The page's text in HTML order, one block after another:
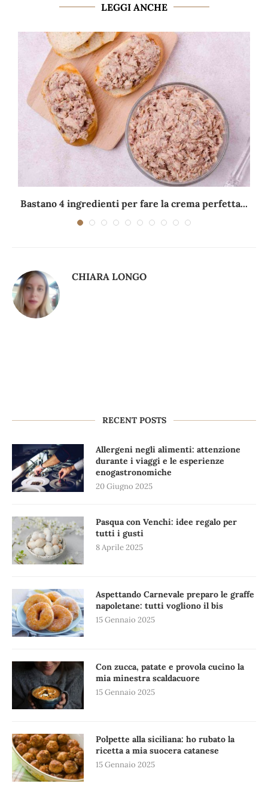
LEGGI ANCHE
Bastano 4 ingredienti per fare la crema perfetta...
CHIARA LONGO
RECENT POSTS
Allergeni negli alimenti: attenzione
durante i viaggi e le esperienze
enogastronomiche
20 Giugno 2025
Pasqua con Venchi: idee regalo per
tutti i gusti
8 Aprile 2025
Aspettando Carnevale preparo le graffe
napoletane: tutti vogliono il bis
15 Gennaio 2025
Con zucca, patate e provola cucino la
mia minestra scaldacuore
15 Gennaio 2025
Polpette alla siciliana: ho rubato la
ricetta a mia suocera catanese
15 Gennaio 2025